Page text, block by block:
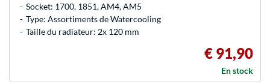
Socket: 1700, 1851, AM4, AM5
Type: Assortiments de Watercooling
Taille du radiateur: 2x 120 mm
€ 91,90
En stock